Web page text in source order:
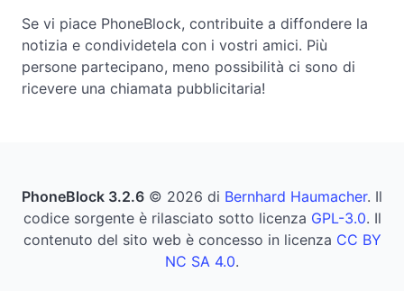
Se vi piace PhoneBlock, contribuite a diffondere la
notizia e condividetela con i vostri amici. Più
persone partecipano, meno possibilità ci sono di
ricevere una chiamata pubblicitaria!
PhoneBlock 3.2.6 © 2026 di Bernhard Haumacher. Il
codice sorgente è rilasciato sotto licenza GPL-3.0. Il
contenuto del sito web è concesso in licenza CC BY
NC SA 4.0.